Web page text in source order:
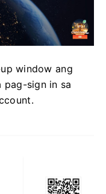
window ang
pag-sign in sa